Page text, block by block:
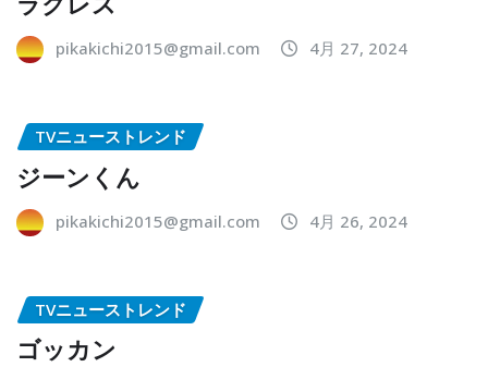
pikakichi2015@gmail.com 4月 27, 2024
TVニューストレンド
ジーンくん
pikakichi2015@gmail.com 4月 26, 2024
TVニューストレンド
ゴッカン